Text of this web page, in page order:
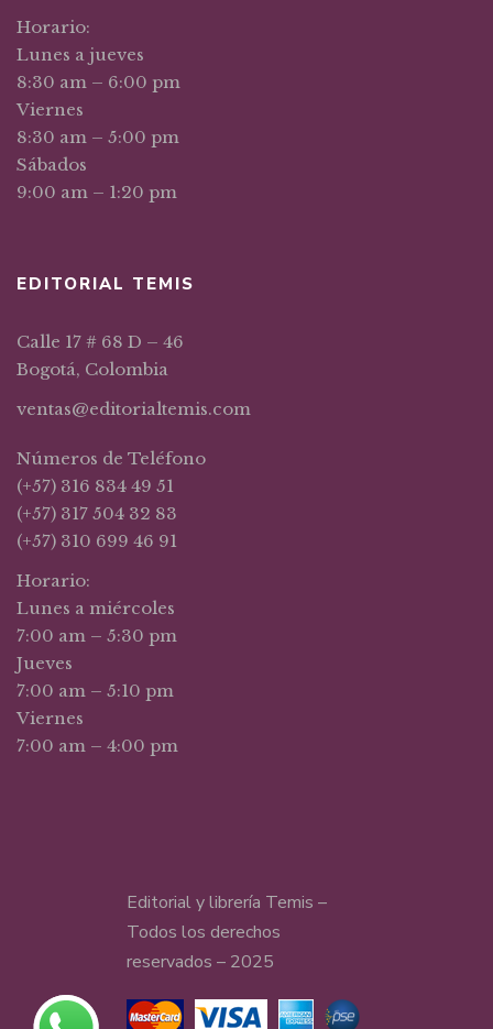
Horario:
Lunes a jueves
8:30 am – 6:00 pm
Viernes
8:30 am – 5:00 pm
Sábados
9:00 am – 1:20 pm
EDITORIAL TEMIS
Calle 17 # 68 D – 46
Bogotá, Colombia
ventas@editorialtemis.com
Números de Teléfono
(+57) 316 834 49 51
(+57) 317 504 32 83
(+57) 310 699 46 91
Horario:
Lunes a miércoles
7:00 am – 5:30 pm
Jueves
7:00 am – 5:10 pm
Viernes
7:00 am – 4:00 pm
Editorial y librería Temis –
Todos los derechos
reservados – 2025